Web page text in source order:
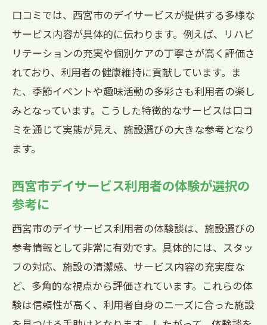
口コミでは、西宮市のデイサービスが提供する多様な
サービス内容が具体的に伝わります。例えば、リハビ
リテーションの充実や個別ケアの丁寧さが高く評価さ
れており、利用者の健康維持に貢献しています。ま
た、季節イベントや趣味活動の多彩さも利用者の楽し
みとなっています。こうした特徴的なサービスは口コ
ミを通じて実態が見え、施設選びの大きな参考となり
ます。
西宮市デイサービス利用者の体験が選択の
参考に
西宮市のデイサービス利用者の体験談は、施設選びの
参考情報として非常に有効です。具体的には、スタッ
フの対応、施設の清潔感、サービス内容の充実度な
ど、多角的な視点から評価されています。これらの体
験は信頼性が高く、利用者自身のニーズに合った施設